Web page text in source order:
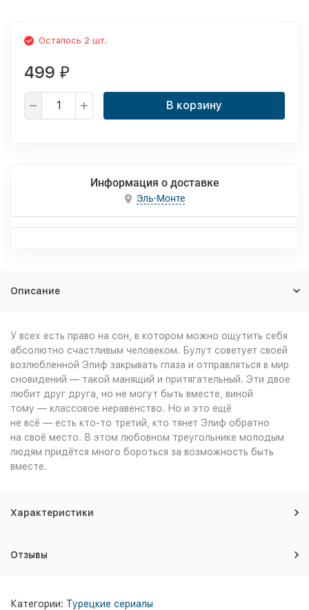
Осталось 2 шт.
499 ₽
В корзину
Информация о доставке
Эль-Монте
Описание
У всех есть право на сон, в котором можно ощутить себя
абсолютно счастливым человеком. Булут советует своей
возлюбленной Элиф закрывать глаза и отправляться в мир
сновидений — такой манящий и притягательный. Эти двое
любит друг друга, но не могут быть вместе, виной
тому — классовое неравенство. Но и это ещё
не всё — есть кто-то третий, кто тянет Элиф обратно
на своё место. В этом любовном треугольнике молодым
людям придётся много бороться за возможность быть
вместе.
Характеристики
Отзывы
Категории: Турецкие сериалы